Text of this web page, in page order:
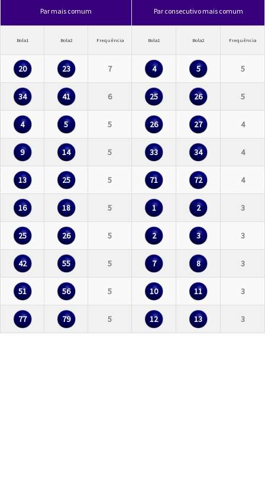
Par mais comum Par consecutivo mais comum
Bola1 Bola2 Frequência Bola1 Bola2 Frequência
20 23 7 4 5 5
34 41 6 25 26 5
4 5 5 26 27 4
9 14 5 33 34 4
13 25 5 71 72 4
16 18 5 1 2 3
25 26 5 2 3 3
42 55 5 7 8 3
51 56 5 10 11 3
77 79 5 12 13 3